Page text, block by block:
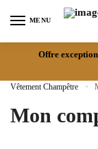
MENU
Offre
Vêtement Champêtre »
Mon